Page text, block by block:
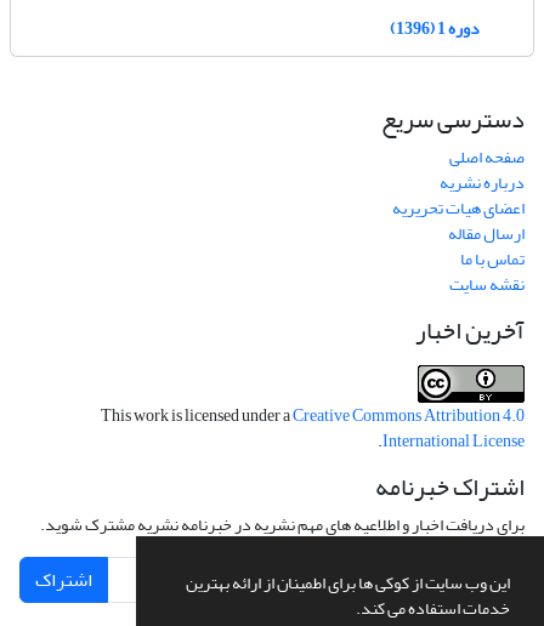
این وب سایت از کوکی ها برای اطمینان از ارائه بهترین
خدمات استفاده می کند.
دوره 1 (1396)
دسترسی سریع
صفحه اصلی
درباره نشریه
اعضای هیات تحریریه
ارسال مقاله
تماس با ما
نقشه سایت
آخرین اخبار
This work is licensed under aCreative Commons Attribution 4.0
International License
.
اشتراک خبرنامه
برای دریافت اخبار و اطلاعیه های مهم نشریه در خبرنامه نشریه مشترک شوید.
اشتراک